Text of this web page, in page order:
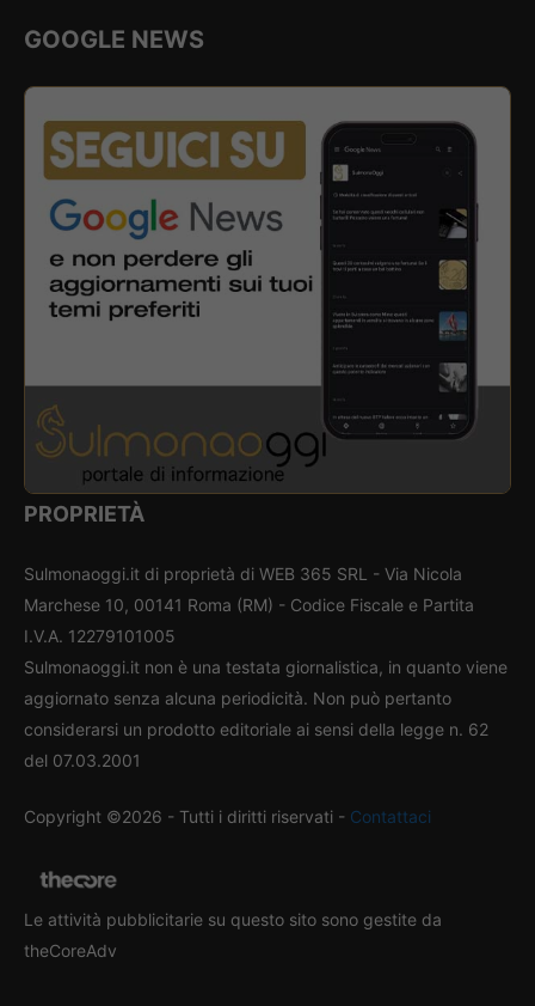
GOOGLE NEWS
PROPRIETÀ
Sulmonaoggi.it di proprietà di WEB 365 SRL - Via Nicola
Marchese 10, 00141 Roma (RM) - Codice Fiscale e Partita
I.V.A. 12279101005
Sulmonaoggi.it non è una testata giornalistica, in quanto viene
aggiornato senza alcuna periodicità. Non può pertanto
considerarsi un prodotto editoriale ai sensi della legge n. 62
del 07.03.2001
Copyright ©2026 - Tutti i diritti riservati - Contattaci
Le attività pubblicitarie su questo sito sono gestite da
theCoreAdv